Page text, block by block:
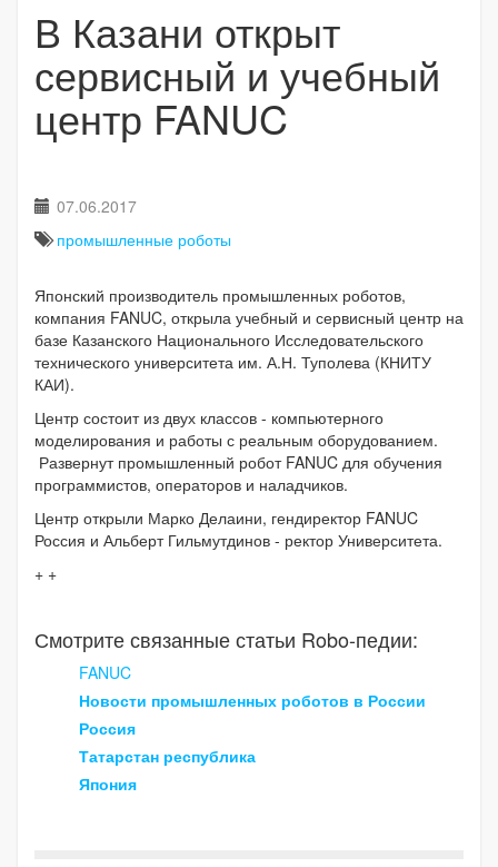
В Казани открыт
сервисный и учебный
центр FANUC
07.06.2017
промышленные роботы
Японский производитель промышленных роботов,
компания FANUC, открыла учебный и сервисный центр на
базе Казанского Национального Исследовательского
технического университета им. А.Н. Туполева (КНИТУ
КАИ).
Центр состоит из двух классов - компьютерного
моделирования и работы с реальным оборудованием.
Развернут промышленный робот FANUC для обучения
программистов, операторов и наладчиков.
Центр открыли Марко Делаини, гендиректор FANUC
Россия и Альберт Гильмутдинов - ректор Университета.
+ +
Смотрите связанные статьи Robo-педии:
FANUC
Новости промышленных роботов в России
Россия
Татарстан республика
Япония